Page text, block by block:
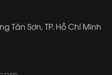
Tân Sơn, TP. Hồ Chí Minh